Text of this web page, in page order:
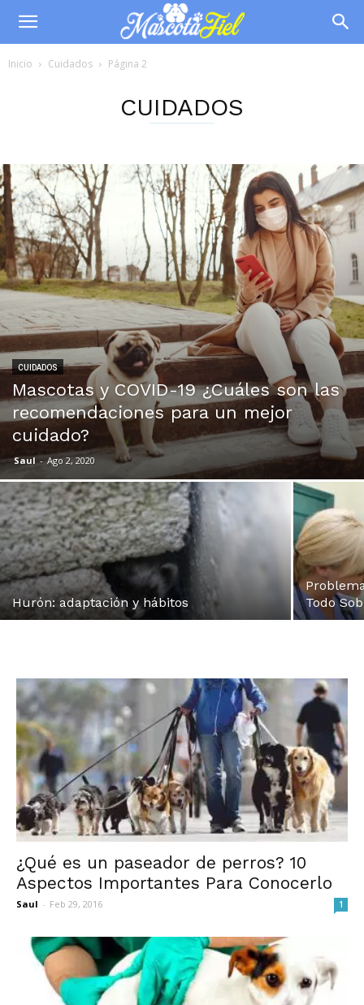
Inicio Cuidados Página 2
CUIDADOS
CUIDADOS
Mascotas y COVID-19 ¿Cuáles son las
recomendaciones para un mejor
cuidado?
Saul - Ago 2, 2020
Hurón: adaptación y hábitos
Todo
¿Qué es un paseador de perros? 10
Aspectos Importantes Para Conocerlo
Saul - Feb 29, 2016 1